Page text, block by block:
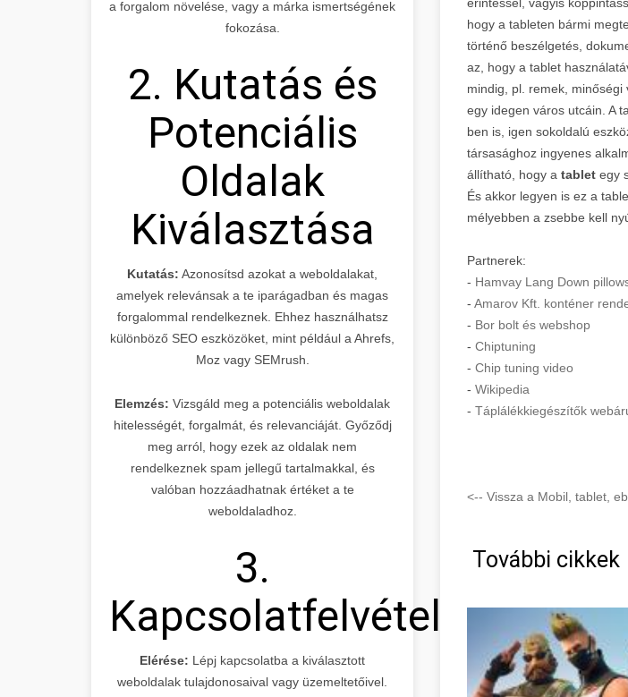
a forgalom növelése, vagy a márka ismertségének
fokozása.
2. Kutatás és
Potenciális
Oldalak
Kiválasztása
Kutatás: Azonosítsd azokat a weboldalakat,
amelyek relevánsak a te iparágadban és magas
forgalommal rendelkeznek. Ehhez használhatsz
különböző SEO eszközöket, mint például a Ahrefs,
Moz vagy SEMrush.
Elemzés: Vizsgáld meg a potenciális weboldalak
hitelességét, forgalmát, és relevanciáját. Győződj
meg arról, hogy ezek az oldalak nem
rendelkeznek spam jellegű tartalmakkal, és
valóban hozzáadhatnak értéket a te
weboldaladhoz.
3.
Kapcsolatfelvétel
Elérése: Lépj kapcsolatba a kiválasztott
weboldalak tulajdonosaival vagy üzemeltetőivel.
hogy a tableten bármi
történő beszélgetés,
az, hogy a tablet
mindig, pl. remek,
egy idegen város utcáin. A
ben is, igen sokoldalú
társasághoz ingyenes
állítható, hogy a tablet egy
És akkor legyen is ez a
mélyebben a zsebbe kell
Partnerek:
- Hamvay Lang Down
- Amarov Kft. konténer
- Bor bolt és webshop
- Chiptuning
- Chip tuning video
- Wikipedia
- Táplálékkiegészítők
<-- Vissza a Mobil, tablet,
További cikkek